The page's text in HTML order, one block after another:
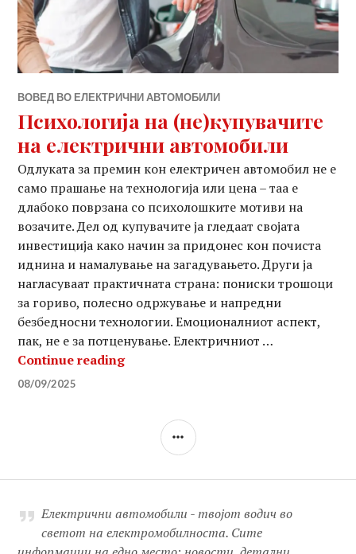
ВОВЕД ВО ЕЛЕКТРИЧНИ АВТОМОБИЛИ
Психологија на (не)купувачите
на електрични автомобили
Одлуката за премин кон електричен автомобил не е
само прашање на технологија или цена – таа е
длабоко поврзана со психолошките мотиви на
возачите. Дел од купувачите ја гледаат својата
инвестиција како начин за придонес кон почиста
иднина и намалување на загадувањето. Други ја
нагласуваат практичната страна: пониски трошоци
за гориво, полесно одржување и напредни
безбедносни технологии. Емоционалниот аспект,
пак, не е за потценување. Електричниот …
Continue readingПсихологија на (не)купувачите
08/09/2025
SIDEBAR
Електрични автомобили - твојот водич во
светот на електромобилноста. Сите